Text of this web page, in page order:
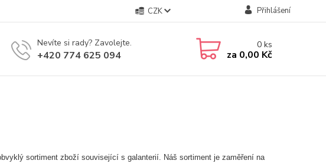
CZK Přihlášení
Nevíte si rady? Zavolejte.
+420 774 625 094
0ks
za 0,00 Kč
sortiment zboží související s galanterií. Náš sortiment je zaměření na